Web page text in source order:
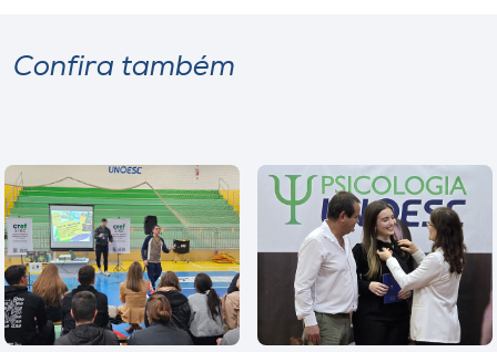
Confira também